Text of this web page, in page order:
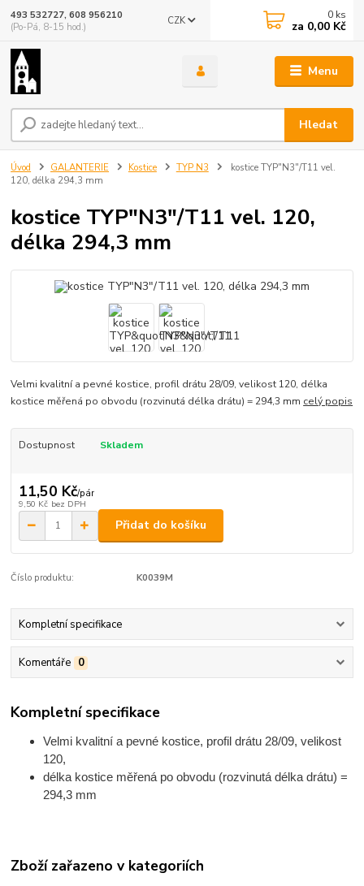
Menu
CZK
Hledat
493 532727, 608 956210
(Po-Pá, 8-15 hod.)
0 ks
za 0,00 Kč
Úvod GALANTERIE Kostice TYP N3
kostice TYP"N3"/T11 vel.
120, délka 294,3 mm
kostice TYP"N3"/T11 vel. 120,
délka 294,3 mm
Velmi kvalitní a pevné kostice, profil drátu 28/09, velikost 120, délka
kostice měřená po obvodu (rozvinutá délka drátu) = 294,3 mm celý popis
Dostupnost Skladem
11,50 Kč/pár
9,50 Kč bez DPH
Přidat do košíku
Číslo produktu: K0039M
Kompletní specifikace
Komentáře 0
Kompletní specifikace
Velmi kvalitní a pevné kostice, profildrátu 28/09, velikost
120,
délka kostice měřená po obvodu (rozvinutá délka drátu) =
294,3 mm
Zboží zařazeno v kategoriích